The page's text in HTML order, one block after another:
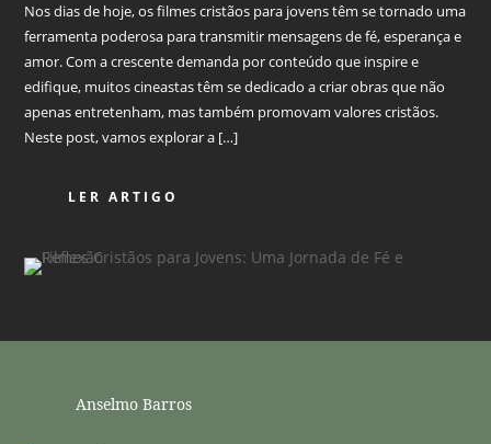
Nos dias de hoje, os filmes cristãos para jovens têm se tornado uma
ferramenta poderosa para transmitir mensagens de fé, esperança e
amor. Com a crescente demanda por conteúdo que inspire e
edifique, muitos cineastas têm se dedicado a criar obras que não
apenas entretenham, mas também promovam valores cristãos.
Neste post, vamos explorar a […]
LER ARTIGO
Anselmo Barros